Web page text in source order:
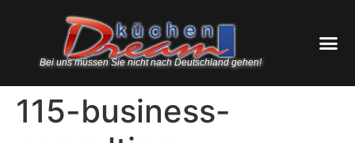
Bei uns müssen Sie nicht nach Deutschland gehen!
115-business-